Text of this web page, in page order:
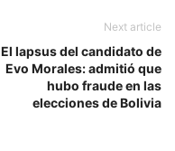
Next article
El lapsus del candidato de
Evo Morales: admitió que
hubo fraude en las
elecciones de Bolivia